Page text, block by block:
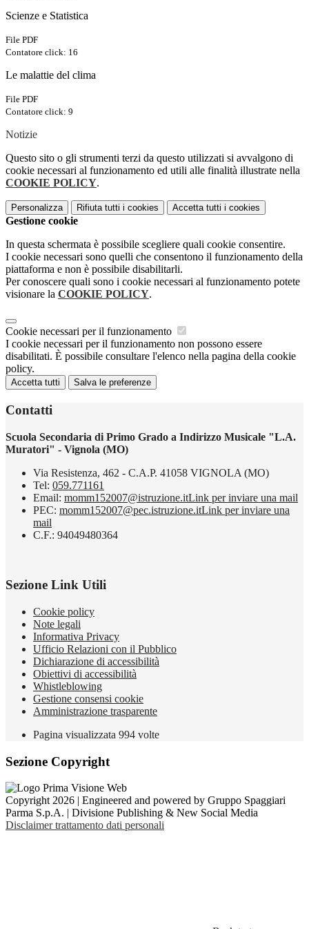
Scienze e Statistica
File PDF
Contatore click: 16
Le malattie del clima
File PDF
Contatore click: 9
Notizie
Questo sito o gli strumenti terzi da questo utilizzati si avvalgono di
cookie necessari al funzionamento ed utili alle finalità illustrate nella
COOKIE POLICY.
Personalizza Rifiuta tutti i cookies Accetta tutti i cookies
Gestione cookie
In questa schermata è possibile scegliere quali cookie consentire.
I cookie necessari sono quelli che consentono il funzionamento della
piattaforma e non è possibile disabilitarli.
Per conoscere quali sono i cookie necessari al funzionamento potete
visionare la COOKIE POLICY.
Cookie necessari per il funzionamento
I cookie necessari per il funzionamento non possono essere
disabilitati. È possibile consultare l'elenco nella pagina della cookie
policy.
Accetta tutti Salva le preferenze
Contatti
Scuola Secondaria di Primo Grado a Indirizzo Musicale "L.A.
Muratori" - Vignola (MO)
Via Resistenza, 462 - C.A.P. 41058 VIGNOLA (MO)
Tel: 059.771161
Email: momm152007@istruzione.itLink per inviare una mail
PEC: momm152007@pec.istruzione.itLink per inviare una
mail
C.F.: 94049480364
Sezione Link Utili
Cookie policy
Note legali
Informativa Privacy
Ufficio Relazioni con il Pubblico
Dichiarazione di accessibilità
Obiettivi di accessibilità
Whistleblowing
Gestione consensi cookie
Amministrazione trasparente
Pagina visualizzata 994 volte
Sezione Copyright
Copyright 2026 | Engineered and powered by Gruppo Spaggiari
Parma S.p.A. | Divisione Publishing & New Social Media
Disclaimer trattamento dati personali